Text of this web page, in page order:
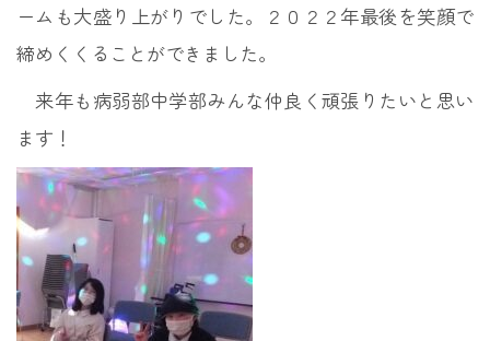
ームも大盛り上がりでした。２０２２年最後を笑顔で
締めくくることができました。
来年も病弱部中学部みんな仲良く頑張りたいと思い
ます！